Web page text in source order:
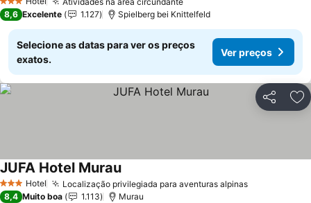
3 Estrelas
8,6 Excelente 1.127 Spielberg bei Knittelfeld
Selecione as datas para ver os preços
exatos.
Ver preços
Partilhar
3 EstrelasHotel Localização privilegiada para aventuras alpinas
JUFA Hotel Murau
8,4 Muito boa 1.113 Murau